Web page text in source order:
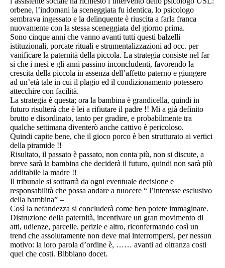
orbene, l’indomani la sceneggiata fu identica, lo psicologo
sembrava ingessato e la delinquente è riuscita a farla franca
nuovamente con la stessa sceneggiata del giorno prima.
Sono cinque anni che vanno avanti tutti questi balzelli
istituzionali, porcate rituali e strumentalizzazioni ad occ. per
vanificare la paternità della piccola. La strategia consiste nel far
si che i mesi e gli anni passino inconcludenti, favorendo la
crescita della piccola in assenza dell’affetto paterno e giungere
ad un’età tale in cui il plagio ed il condizionamento potessero
attecchire con facilità.
La strategia è questa; ora la bambina è grandicella, quindi in
futuro risulterà che è lei a rifiutare il padre !! Mi a già definito
brutto e disordinato, tanto per gradire, e probabilmente tra
qualche settimana diventerò anche cattivo è pericoloso.
Quindi capite bene, che il gioco porco è ben strutturato ai vertici
della piramide !!
Risultato, il passato è passato, non conta più, non si discute, a
breve sarà la bambina che deciderà il futuro, quindi non sarà più
additabile la madre !!
Il tribunale si sottrarrà da ogni eventuale decisione e
responsabilità che possa andare a nuocere “ l’interesse esclusivo
della bambina” –
Così la nefandezza si concluderà come ben potete immaginare.
Distruzione della paternità, incentivare un gran movimento di
atti, udienze, parcelle, perizie e altro, riconfermando così un
trend che assolutamente non deve mai interrompersi, per nessun
motivo: la loro parola d’ordine è, …… avanti ad oltranza costi
quel che costi. Bibbiano docet.